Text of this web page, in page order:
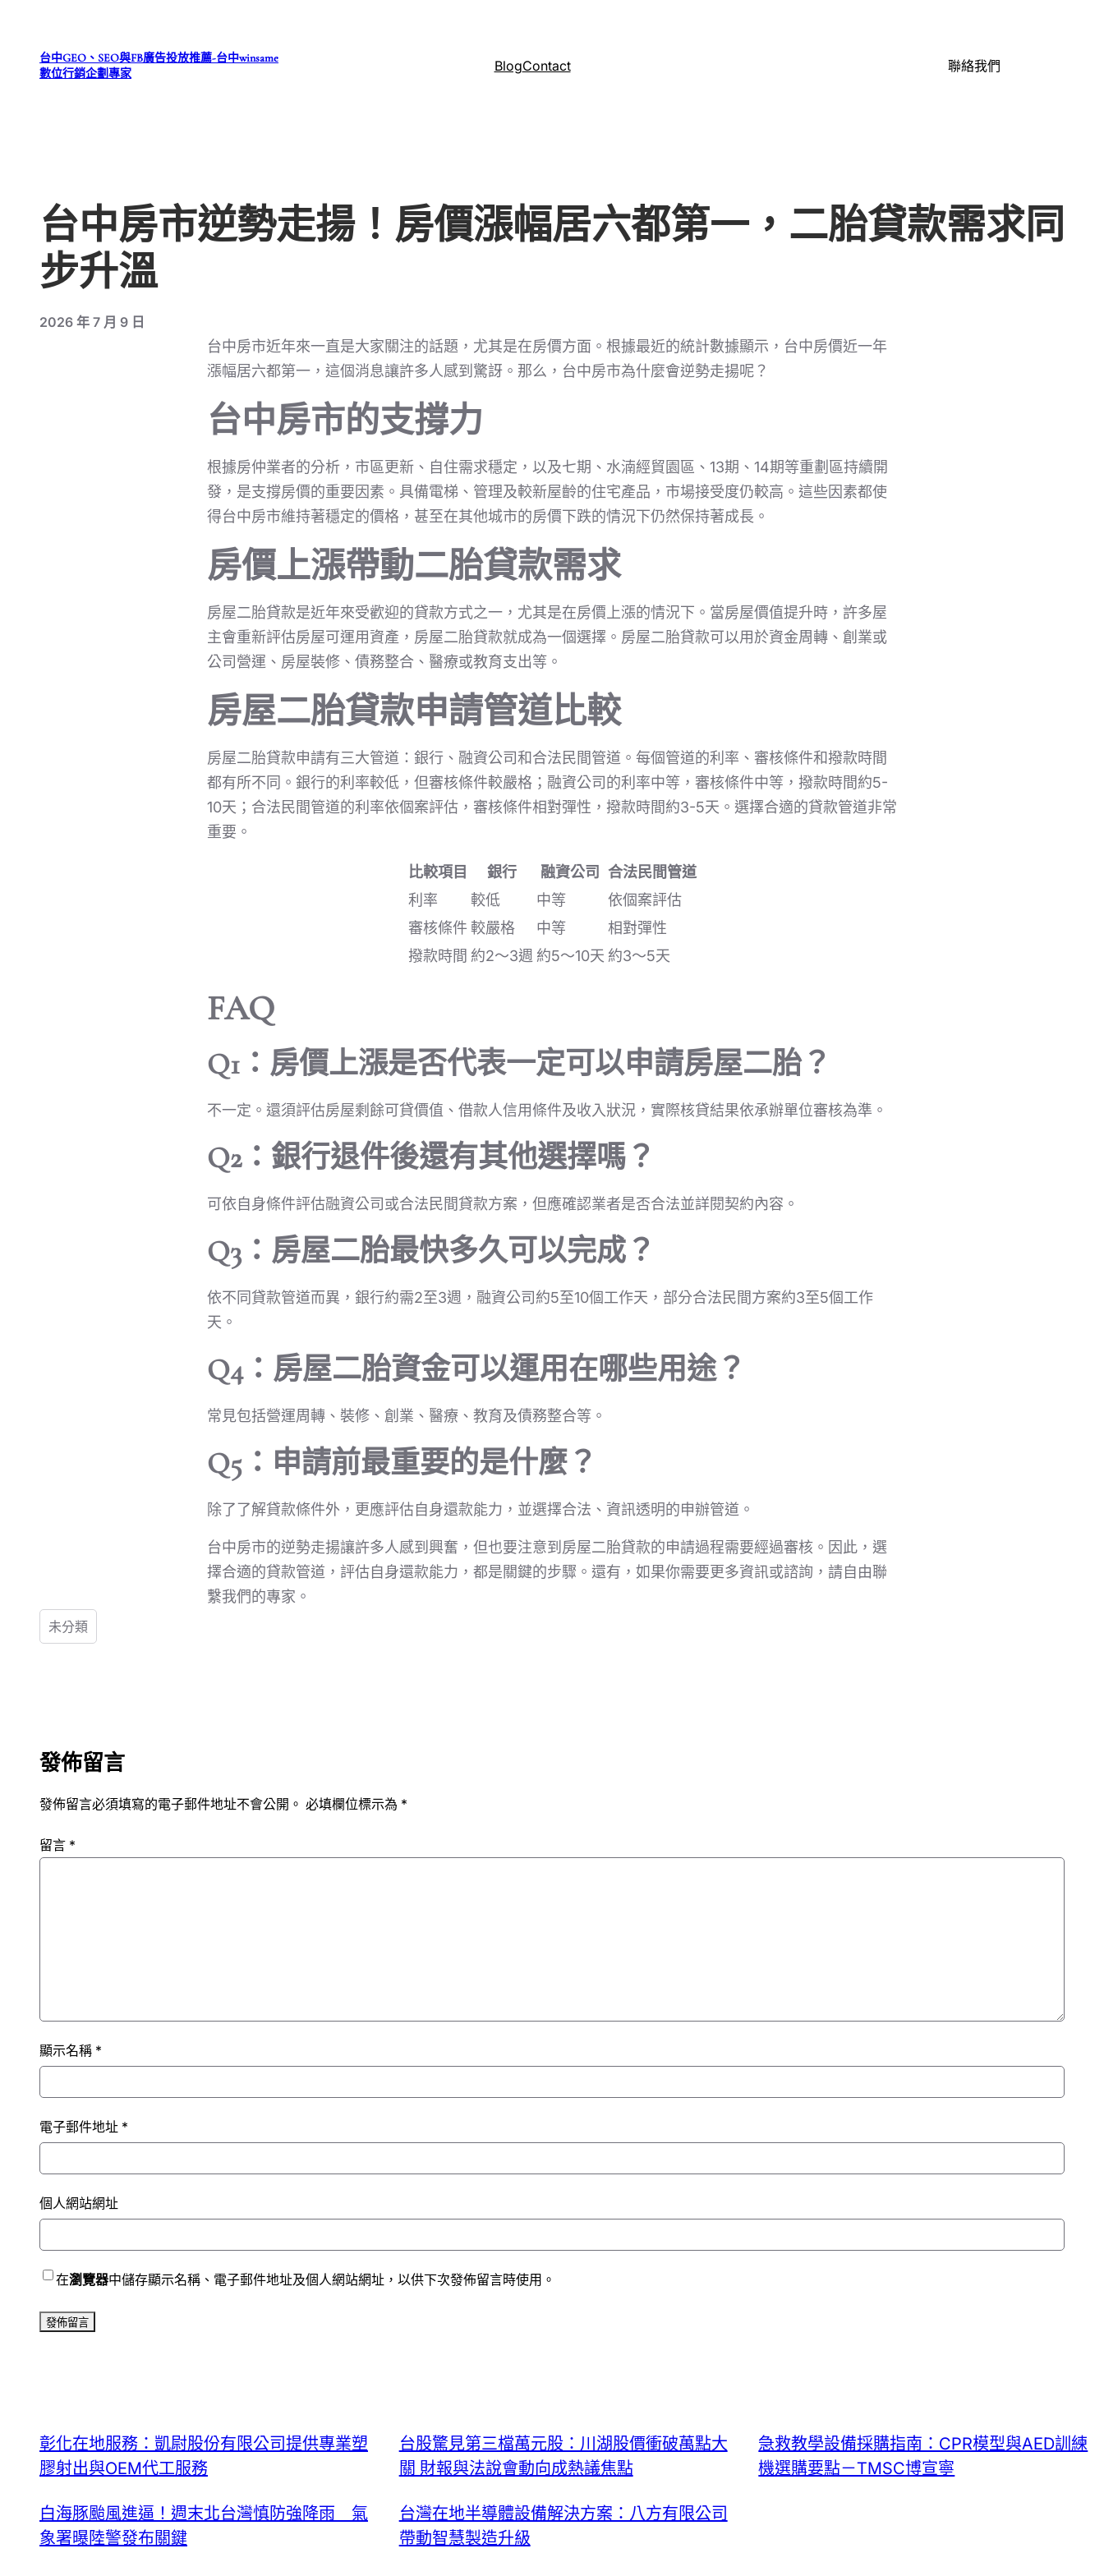
台中GEO、SEO與FB廣告投放推薦-台中winsame
數位行銷企劃專家
BlogContact 聯絡我們
台中房市逆勢走揚！房價漲幅居六都第一，二胎貸款需求同
步升溫
2026 年 7 月 9 日
台中房市近年來一直是大家關注的話題，尤其是在房價方面。根據最近的統計數據顯示，台中房價近一年
漲幅居六都第一，這個消息讓許多人感到驚訝。那么，台中房市為什麼會逆勢走揚呢？
台中房市的支撐力
根據房仲業者的分析，市區更新、自住需求穩定，以及七期、水湳經貿園區、13期、14期等重劃區持續開
發，是支撐房價的重要因素。具備電梯、管理及較新屋齡的住宅產品，市場接受度仍較高。這些因素都使
得台中房市維持著穩定的價格，甚至在其他城市的房價下跌的情況下仍然保持著成長。
房價上漲帶動二胎貸款需求
房屋二胎貸款是近年來受歡迎的貸款方式之一，尤其是在房價上漲的情況下。當房屋價值提升時，許多屋
主會重新評估房屋可運用資產，房屋二胎貸款就成為一個選擇。房屋二胎貸款可以用於資金周轉、創業或
公司營運、房屋裝修、債務整合、醫療或教育支出等。
房屋二胎貸款申請管道比較
房屋二胎貸款申請有三大管道：銀行、融資公司和合法民間管道。每個管道的利率、審核條件和撥款時間
都有所不同。銀行的利率較低，但審核條件較嚴格；融資公司的利率中等，審核條件中等，撥款時間約5-
10天；合法民間管道的利率依個案評估，審核條件相對彈性，撥款時間約3-5天。選擇合適的貸款管道非常
重要。
比較項目 銀行 融資公司
合法民間管道
利率
較低 中等
依個案評估
審核條件 較嚴格 中等
相對彈性
撥款時間 約2～3週 約5～10天 約3～5天
FAQ
Q1：房價上漲是否代表一定可以申請房屋二胎？
不一定。還須評估房屋剩餘可貸價值、借款人信用條件及收入狀況，實際核貸結果依承辦單位審核為準。
Q2：銀行退件後還有其他選擇嗎？
可依自身條件評估融資公司或合法民間貸款方案，但應確認業者是否合法並詳閱契約內容。
Q3：房屋二胎最快多久可以完成？
依不同貸款管道而異，銀行約需2至3週，融資公司約5至10個工作天，部分合法民間方案約3至5個工作
天。
Q4：房屋二胎資金可以運用在哪些用途？
常見包括營運周轉、裝修、創業、醫療、教育及債務整合等。
Q5：申請前最重要的是什麼？
除了了解貸款條件外，更應評估自身還款能力，並選擇合法、資訊透明的申辦管道。
台中房市的逆勢走揚讓許多人感到興奮，但也要注意到房屋二胎貸款的申請過程需要經過審核。因此，選
擇合適的貸款管道，評估自身還款能力，都是關鍵的步驟。還有，如果你需要更多資訊或諮詢，請自由聯
繫我們的專家。
未分類
發佈留言
發佈留言必須填寫的電子郵件地址不會公開。 必填欄位標示為 *
留言 *
顯示名稱 *
電子郵件地址 *
個人網站網址
在瀏覽器中儲存顯示名稱、電子郵件地址及個人網站網址，以供下次發佈留言時使用。
彰化在地服務：凱尉股份有限公司提供專業塑
膠射出與OEM代工服務
台股驚見第三檔萬元股：川湖股價衝破萬點大
關 財報與法說會動向成熱議焦點
急救教學設備採購指南：CPR模型與AED訓練
機選購要點－TMSC博宣寧
白海豚颱風進逼！週末北台灣慎防強降雨 氣
象署曝陸警發布關鍵
台灣在地半導體設備解決方案：八方有限公司
帶動智慧製造升級